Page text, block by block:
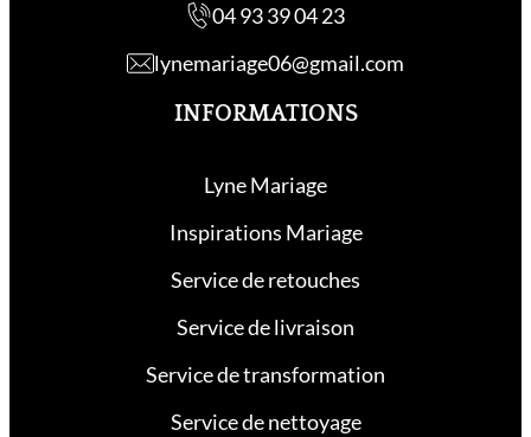
04 93 39 04 23
lynemariage06@gmail.com
INFORMATIONS
Lyne Mariage
Inspirations Mariage
Service de retouches
Service de livraison
Service de transformation
Service de nettoyage